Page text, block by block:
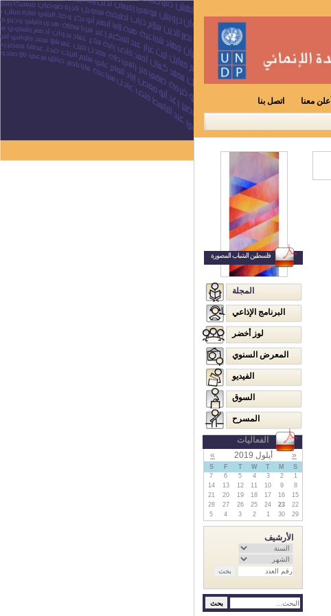
أعلن معنا اتصل بنا
فلسطين الشباب المصورة
المجلة
البرنامج الإذاعي
لوز أخضر
المعرض السنوي
الفيديو
السوق
المسرح
الفعاليات
«
أيلول 2019 »
S
M
T
W
T
F
S
1
2
3
4
5
6
7
8
9
10
11
12
13
14
15
16
17
18
19
20
21
22
23
24
25
26
27
28
29
30
1
2
3
4
5
الأرشيف